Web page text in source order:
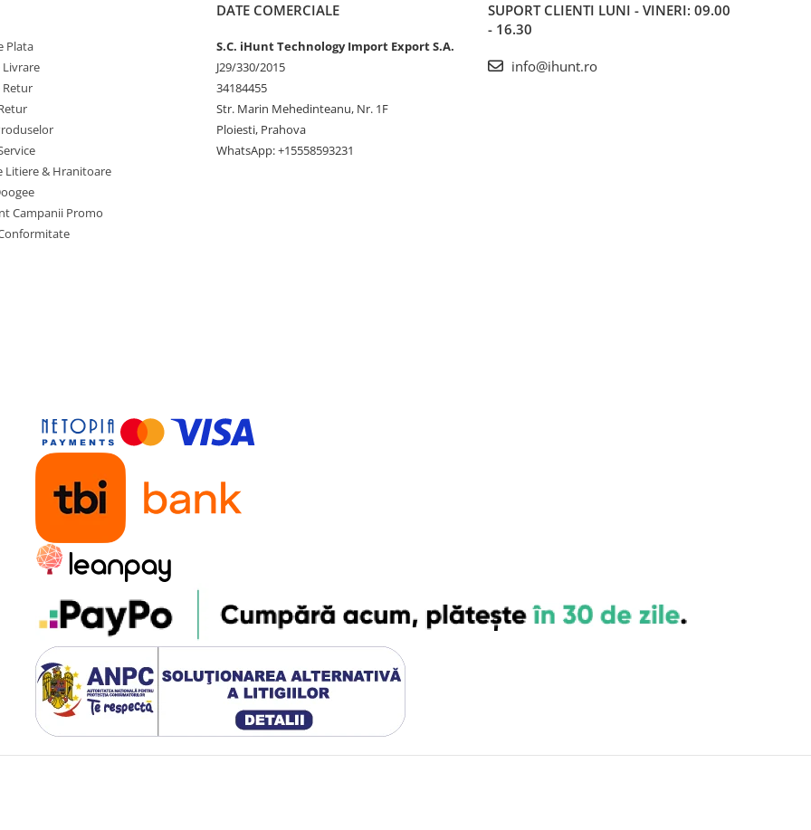
mic pentru a fi purtat
face fata celor mai dure
core performant,
si viziune nocturna de
o singura mana.
- Memorie
Maxima
+ 18GB extensie virtuala) si
spatiu enorm pentru aplicatii,
prin card microSD pentru
sau lucrezi cu fisiere mari,
extinsa asigura ca telefonul
simultan.
Plata
Livrare
Retur
Litiere & Hranitoare
Campanii Promo
DATE COMERCIALE
S.C. iHunt Technology Import Export S.A.
J29/330/2015
34184455
Str. Marin Mehedinteanu, Nr. 1F
Ploiesti, Prahova
WhatsApp: +15558593231
SUPORT CLIENTI LUNI - VINERI: 09.00
- 16.30
info@ihunt.ro